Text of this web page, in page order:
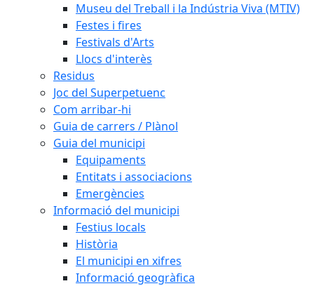
Museu del Treball i la Indústria Viva (MTIV)
Festes i fires
Festivals d'Arts
Llocs d'interès
Residus
Joc del Superpetuenc
Com arribar-hi
Guia de carrers / Plànol
Guia del municipi
Equipaments
Entitats i associacions
Emergències
Informació del municipi
Festius locals
Història
El municipi en xifres
Informació geogràfica